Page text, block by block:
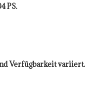
PS.
Verfügbarkeit variiert.